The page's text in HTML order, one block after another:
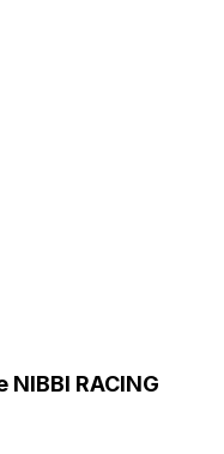
RACING